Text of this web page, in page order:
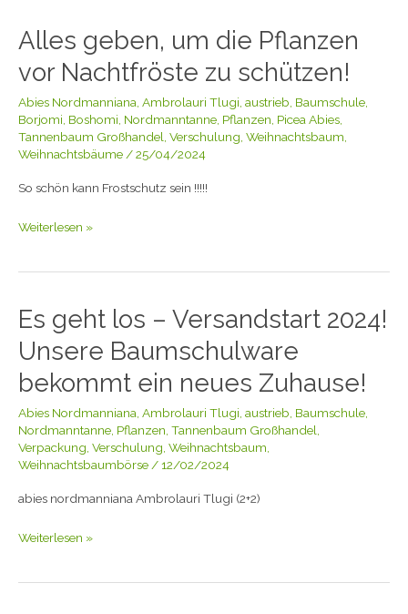
Alles geben, um die Pflanzen
vor Nachtfröste zu schützen!
Abies Nordmanniana Ambrolauri Tlugi austrieb Baumschule
Borjomi Boshomi Nordmanntanne Pflanzen Picea Abies
Tannenbaum Großhandel Verschulung Weihnachtsbaum
Weihnachtsbäume /25/04/2024
So schön kann Frostschutz sein !!!!!
Alles
geben,
um
die
Pflanzen
vor
Nachtfröste
schützen!
Weiterlesen »
Es geht los – Versandstart 2024!
Unsere Baumschulware
bekommt ein neues Zuhause!
Abies Nordmanniana Ambrolauri Tlugi austrieb Baumschule
Nordmanntanne Pflanzen Tannenbaum Großhandel
Verpackung Verschulung Weihnachtsbaum
Weihnachtsbaumbörse /12/02/2024
abies nordmanniana Ambrolauri Tlugi (2+2)
Es
geht
los
–
Versandstart
2024!
Unsere
Baumschulware
bekommt
ein
Zuhause!
Weiterlesen »